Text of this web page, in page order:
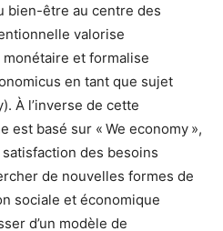
bien-être au centre des
valorise
et formalise
en tant que sujet
À l’inverse de cette
est basé sur « We economy »,
des besoins
de nouvelles formes de
sociale et économique
d’un modèle de